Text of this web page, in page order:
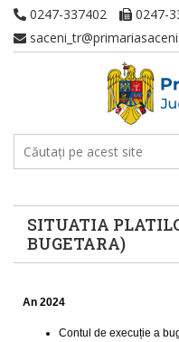
0247-337402
0247-
SITUATIA
BUGETARA)
An 2024
Contul de execuție a